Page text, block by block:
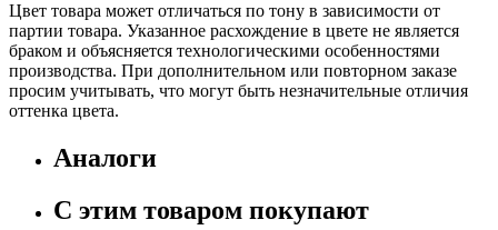
Цвет товара может отличаться по тону в зависимости от
партии товара. Указанное расхождение в цвете не является
браком и объясняется технологическими особенностями
производства. При дополнительном или повторном заказе
просим учитывать, что могут быть незначительные отличия
оттенка цвета.
Аналоги
С этим товаром покупают